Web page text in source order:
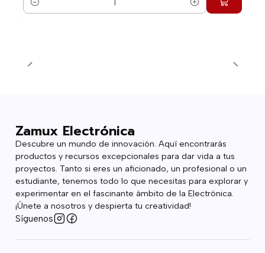
Cantidad
Zamux Electrónica
Descubre un mundo de innovación. Aquí encontrarás
productos y recursos excepcionales para dar vida a tus
proyectos. Tanto si eres un aficionado, un profesional o un
estudiante, tenemos todo lo que necesitas para explorar y
experimentar en el fascinante ámbito de la Electrónica.
¡Únete a nosotros y despierta tu creatividad!
Síguenos